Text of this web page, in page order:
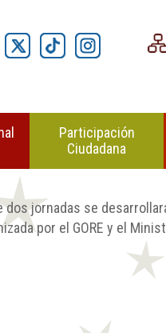
Participación
Ciudadana
dos jornadas se
por el GORE y el